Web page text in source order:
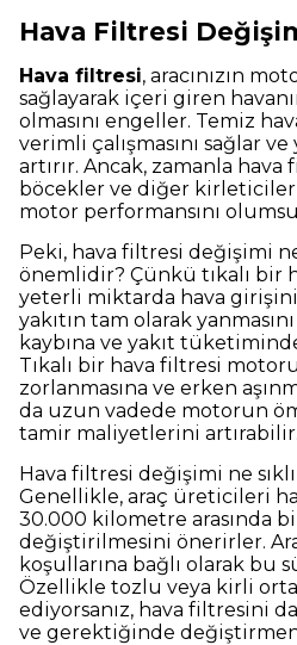
Hava Filtresi
Hava filtresi, aracınızın
sağlayarak içeri giren
olmasını engeller. Temiz
verimli çalışmasını sağlar
artırır. Ancak, zamanla
böcekler ve diğer
motor performansını
Peki, hava filtresi değişimi
önemlidir? Çünkü tıkalı bir
yeterli miktarda hava
yakıtın tam olarak
kaybına ve yakıt
Tıkalı bir hava filtresi
zorlanmasına ve erken
da uzun vadede motorun
tamir maliyetlerini artırabilir.
Hava filtresi değişimi ne
Genellikle, araç üreticileri
30.000 kilometre arasında
değiştirilmesini önerirler.
koşullarına bağlı olarak bu
Özellikle tozlu veya kirli
ediyorsanız, hava filtresini
ve gerektiğinde